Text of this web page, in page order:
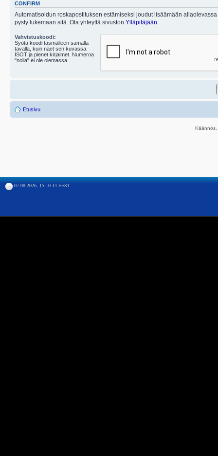
CONFIRM
Automatisoidun roskapostituksen estämiseksi joudut lisäämään
pysty lukemaan sitä. Ota yhteyttä sivuston Ylläpitäjään
Vahvistuskoodi:
Syötä koodi täsmälleen samalla
tavalla, kuin näet sen kuvassa.
ISOT ja pienet kirjaimet. Numeroa
"nolla" ei ole olemassa.
Etusivu
07.08.2026, 15:10:14 EEST